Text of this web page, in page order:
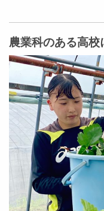
農業科のある高